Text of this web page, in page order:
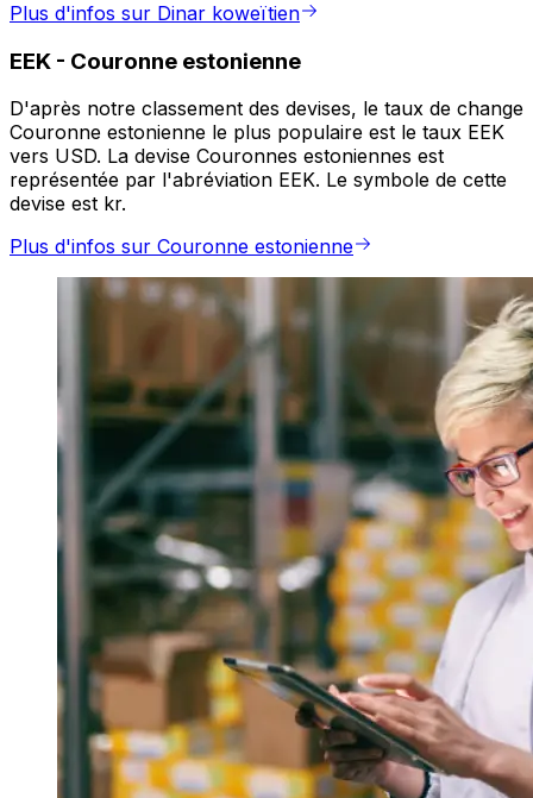
Plus d'infos sur Dinar koweïtien
EEK - Couronne estonienne
D'après notre classement des devises, le taux de change
Couronne estonienne le plus populaire est le taux EEK
vers USD. La devise Couronnes estoniennes est
représentée par l'abréviation EEK. Le symbole de cette
devise est kr.
Plus d'infos sur Couronne estonienne